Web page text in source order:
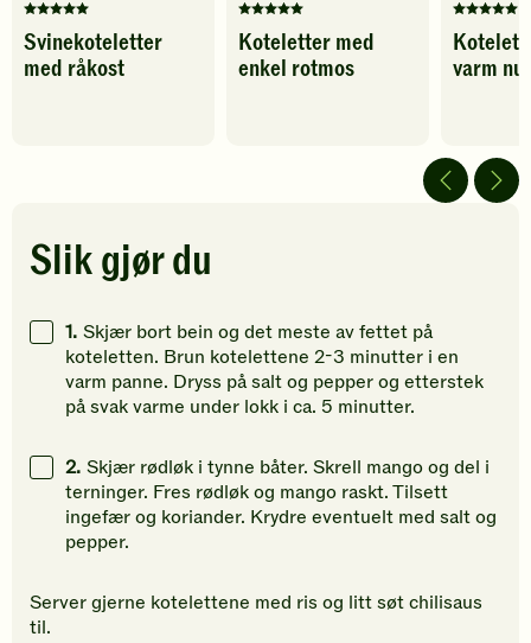
Denne
oppskriften
har
for
å
din
vurdering.
Svinekoteletter
med råkost
Denne
oppskriften
har
vurdering.
Koteletter med
enkel rotmos
Denne
har
5
stjerner.
varm
Slik gjør du
1. Skjær bort bein og det meste av fettet på
koteletten. Brun kotelettene 2-3 minutter i en
varm panne. Dryss på salt og pepper og etterstek
på svak varme under lokk i ca. 5 minutter.
2. Skjær rødløk i tynne båter. Skrell mango og del i
terninger. Fres rødløk og mango raskt. Tilsett
ingefær og koriander. Krydre eventuelt med salt og
pepper.
Server gjerne kotelettene med ris og litt søt chilisaus
til.